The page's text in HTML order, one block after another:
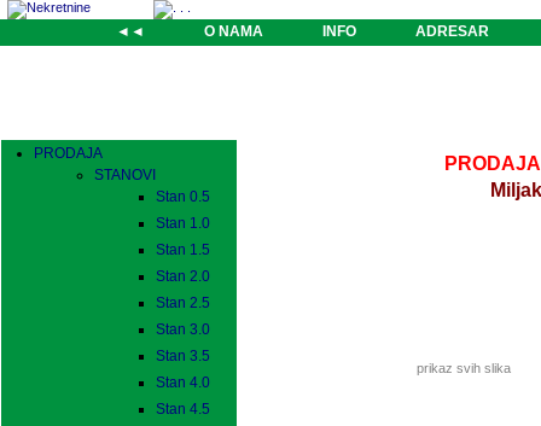
◄◄ O NAMA INFO ADRESAR
PRODAJA
STANOVI
Stan 0.5
Stan 1.0
Stan 1.5
Stan 2.0
Stan 2.5
Stan 3.0
Stan 3.5
Stan 4.0
Stan 4.5
prikaz svih slika